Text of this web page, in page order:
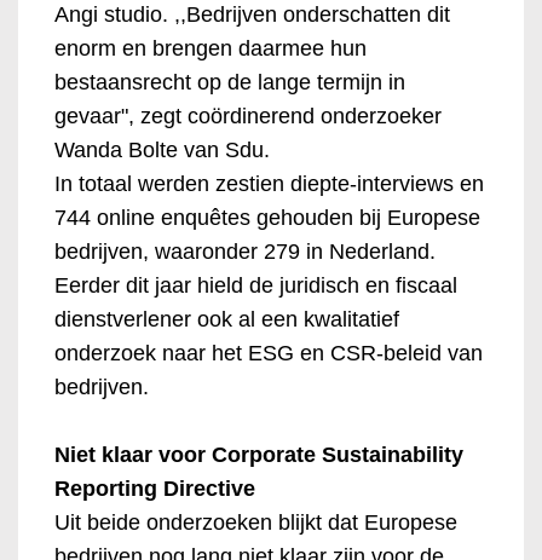
Angi studio. ,,Bedrijven onderschatten dit
enorm en brengen daarmee hun
bestaansrecht op de lange termijn in
gevaar", zegt coördinerend onderzoeker
Wanda Bolte van Sdu.
In totaal werden zestien diepte-interviews en
744 online enquêtes gehouden bij Europese
bedrijven, waaronder 279 in Nederland.
Eerder dit jaar hield de juridisch en fiscaal
dienstverlener ook al een kwalitatief
onderzoek naar het ESG en CSR-beleid van
bedrijven.
Niet klaar voor Corporate Sustainability
Reporting Directive
Uit beide onderzoeken blijkt dat Europese